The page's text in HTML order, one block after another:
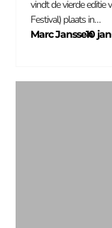
vindt de vierde editie
Festival) plaats in…
Marc Janssen
–
10